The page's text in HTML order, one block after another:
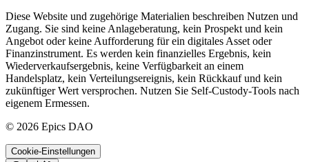
Diese Website und zugehörige Materialien beschreiben Nutzen und
Zugang. Sie sind keine Anlageberatung, kein Prospekt und kein
Angebot oder keine Aufforderung für ein digitales Asset oder
Finanzinstrument. Es werden kein finanzielles Ergebnis, kein
Wiederverkaufsergebnis, keine Verfügbarkeit an einem
Handelsplatz, kein Verteilungsereignis, kein Rückkauf und kein
zukünftiger Wert versprochen. Nutzen Sie Self-Custody-Tools nach
eigenem Ermessen.
© 2026 Epics DAO
Cookie-Einstellungen